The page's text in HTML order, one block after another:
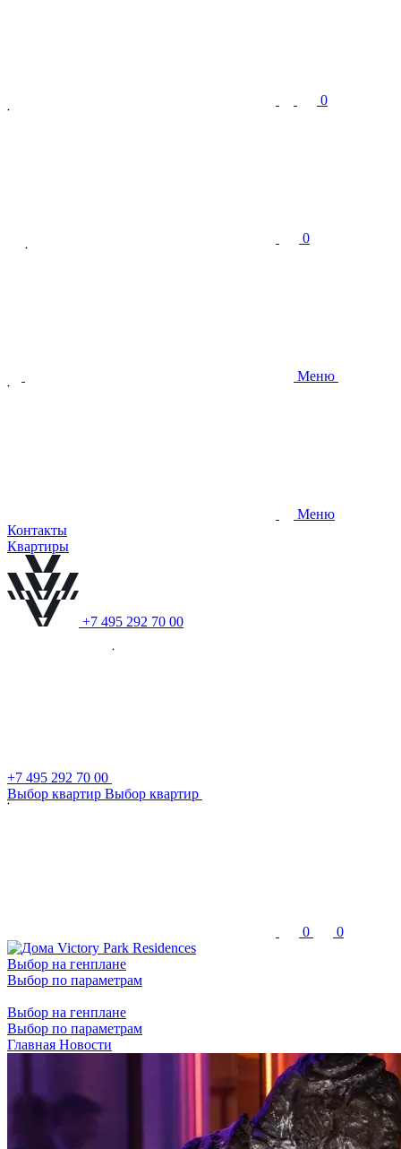
0
0
Меню
Меню
Контакты
Квартиры
+7 495 292 70 00
+7 495 292 70 00
Выбор квартир Выбор квартир
0 0
Выбор на генплане
Выбор по параметрам
Выбор на генплане
Выбор по параметрам
Главная Новости